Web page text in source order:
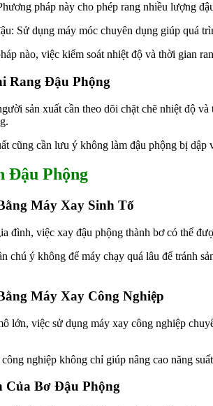
pháp này cho phép rang nhiều lượng
Sử dụng máy móc chuyên dụng giúp quá
nào, việc kiểm soát nhiệt độ và thời gian
Rang Đậu Phộng
sản xuất cần theo dõi chặt chẽ nhiệt độ
cũng cần lưu ý không làm đậu phộng bị
Đậu Phộng
Máy Xay Sinh Tố
đình, việc xay đậu phộng thành bơ có thể
chú ý không để máy chạy quá lâu để tránh
Máy Xay Công Nghiệp
lớn, việc sử dụng máy xay công nghiệp
nghiệp không chỉ giúp nâng cao năng
Bơ Đậu Phộng